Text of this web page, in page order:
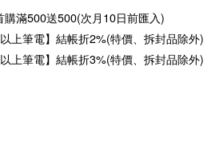
購滿500送500(次月10日前匯入)
上筆電】結帳折2%(特價、拆封品除外)
上筆電】結帳折3%(特價、拆封品除外)